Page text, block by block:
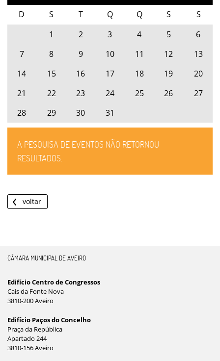
D S T Q Q S
S
1
2 3 4 5
6
7
8 9 10 11 12
13
14
15 16 17 18 19
20
21
22 23 24 25 26
27
28
29 30 31
A PESQUISA DE EVENTOS NÃO RETORNOU
RESULTADOS.
voltar
CÂMARA MUNICIPAL DE AVEIRO
Edifício Centro de Congressos
Cais da Fonte Nova
3810-200 Aveiro
Edifício Paços do Concelho
Praça da República
Apartado 244
3810-156 Aveiro